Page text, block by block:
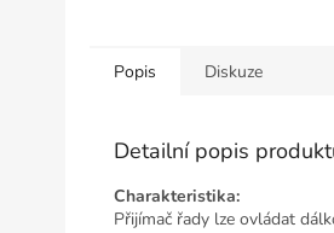
Popis Diskuze
Detailní popis
Charakteristika:
Přijímač řady lze ovládat